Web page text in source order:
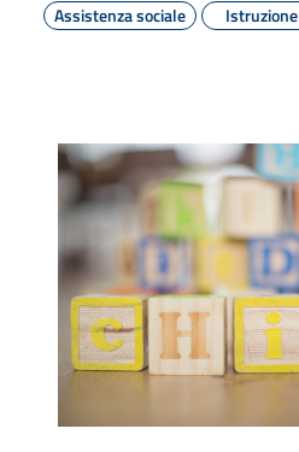
Assistenza sociale
Istruzione